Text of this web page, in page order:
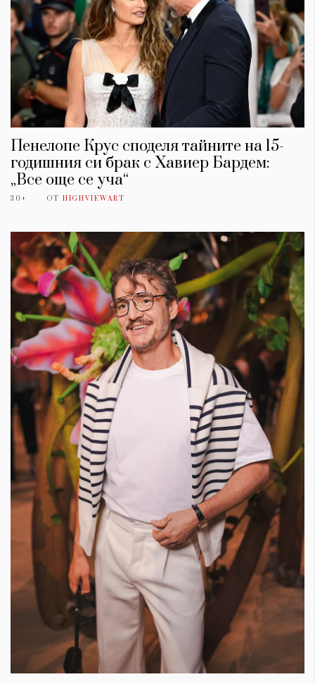
Пенелопе Крус споделя тайните на 15-
годишния си брак с Хавиер Бардем:
„Все още се уча“
30+ ОТ HIGHVIEWART